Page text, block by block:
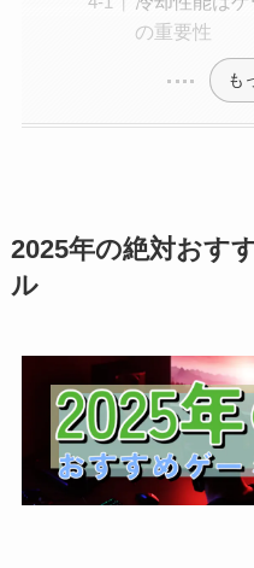
の重要性
も
2025年の絶対おす
ル